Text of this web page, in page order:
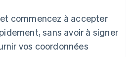
commencez à accepter
sans avoir à signer
vos coordonnées